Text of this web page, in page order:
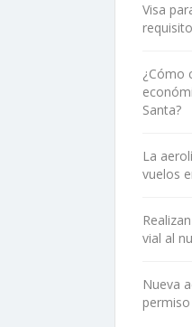
Visa
¿Cómo
Santa?
La
vuelos
vial al
Nueva